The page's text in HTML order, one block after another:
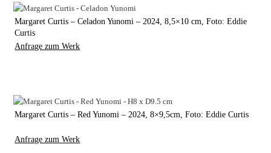
Margaret Curtis – Celadon Yunomi – 2024, 8,5×10 cm, Foto: Eddie
Curtis
Anfrage zum Werk
Margaret Curtis – Red Yunomi – 2024, 8×9,5cm, Foto: Eddie Curtis
Anfrage zum Werk